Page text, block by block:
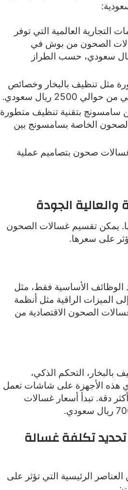
التجارية العالمية التي توفر
الصحون من بوش في
بين حوالي 3000 ريال سعودي و7000 ريال سعودي، حسب الطراز
مثل تنظيف بالبخار وخصائص
ريال سعودي.
سامسونج بتقنية تنظيف متطورة
الخاصة بسامسونج بين
صحون بتصاميم عملية
الجودة
يمكن تقسيم غسالات الصحون
على سعرها.
الوظائف الأساسية فقط، مثل
الميزات الراقية مثل أنظمة
غسالات الصحون الاقتصادية من
التحكم الذكي،
هذه الأجهزة على شاشات تعمل
دقة. تبدأ أسعار غسالات
تكلفة غسالة
الرئيسية التي تؤثر على